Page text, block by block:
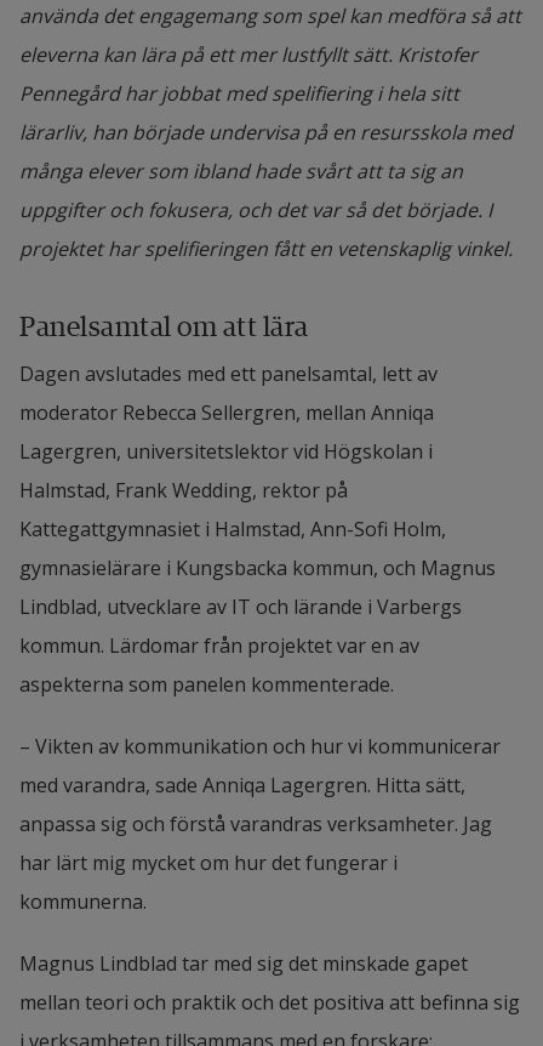
. Linn Håman och Jeanette
Källstrand, Högskolan i Halmstad
Modern visualiseringsteknik som verktyg
för bättre språk- och begreppsutveckling.
Björn Sjödén, Högskolan i Halmstad, Mats
Gustafsson och Petra Lindblom, Halmstads
Kemiundervisning på gymnasieskolan
med hjälp av Augmented Reality. Per
Högström, Högskolan i Halmstad, och Ann-
Sofi Holm, Kungsbacka kommun
Lindblad, Varbergs kommun
Spelifierad undervisning. Björn Sjödén,
Pennegård, Ängelholms kommun
Gränsöverskridande programmering.
Patrik Lilja Skånberg, Högskolan i Halmstad,
Henrik Widaeus, Laholms kommun, och
använda det engagemang som spel kan medföra så att
eleverna kan lära på ett mer lustfyllt sätt. Kristofer
Pennegård har jobbat med spelifiering i hela sitt
lärarliv, han började undervisa på en resursskola med
många elever som ibland hade svårt att ta sig an
uppgifter och fokusera, och det var så det började. I
projektet har spelifieringen fått en vetenskaplig vinkel.
Panelsamtal om att lära
Dagen avslutades med ett panelsamtal, lett av
moderator Rebecca Sellergren, mellan Anniqa
Lagergren, universitetslektor vid Högskolan i
Halmstad, Frank Wedding, rektor på
Kattegattgymnasiet i Halmstad, Ann-Sofi Holm,
gymnasielärare i Kungsbacka kommun, och Magnus
Lindblad, utvecklare av IT och lärande i Varbergs
kommun. Lärdomar från projektet var en av
aspekterna som panelen kommenterade.
– Vikten av kommunikation och hur vi kommunicerar
med varandra, sade Anniqa Lagergren. Hitta sätt,
anpassa sig och förstå varandras verksamheter. Jag
har lärt mig mycket om hur det fungerar i
kommunerna.
Magnus Lindblad tar med sig det minskade gapet
mellan teori och praktik och det positiva att befinna sig